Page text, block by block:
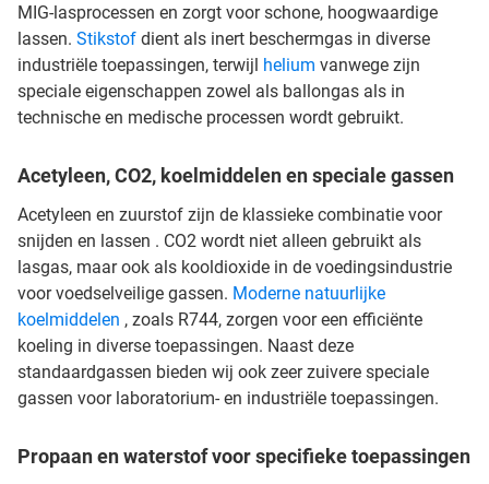
MIG-lasprocessen en zorgt voor schone, hoogwaardige
lassen. Stikstof dient als inert beschermgas in diverse
industriële toepassingen, terwijl helium vanwege zijn
speciale eigenschappen zowel als ballongas als in
technische en medische processen wordt gebruikt.
Acetyleen, CO2, koelmiddelen en speciale gassen
Acetyleen en zuurstof zijn de klassieke combinatie voor
snijden en lassen . CO2 wordt niet alleen gebruikt als
lasgas, maar ook als kooldioxide in de voedingsindustrie
voor voedselveilige gassen. Moderne natuurlijke
koelmiddelen , zoals R744, zorgen voor een efficiënte
koeling in diverse toepassingen. Naast deze
standaardgassen bieden wij ook zeer zuivere speciale
gassen voor laboratorium- en industriële toepassingen.
Propaan en waterstof voor specifieke toepassingen